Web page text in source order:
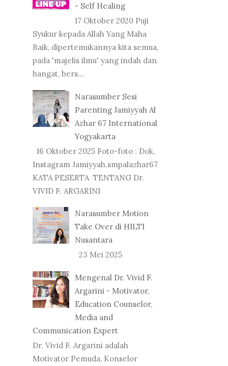
- Self Healing
17 Oktober 2020 Puji
Syukur kepada Allah Yang Maha
Baik, dipertemukannya kita semua,
pada 'majelis ilmu' yang indah dan
hangat, bers...
Narasumber Sesi
Parenting Jamiyyah Al
Azhar 67 International
Yogyakarta
16 Oktober 2025 Foto-foto : Dok,
Instagram Jamiyyah.smpalazhar67
KATA PESERTA TENTANG Dr.
VIVID F. ARGARINI
Narasumber Motion
Take Over di HILTI
Nusantara
23 Mei 2025
Mengenal Dr. Vivid F.
Argarini - Motivator,
Education Counselor,
Media and
Communication Expert
Dr. Vivid F. Argarini adalah
Motivator Pemuda, Konselor